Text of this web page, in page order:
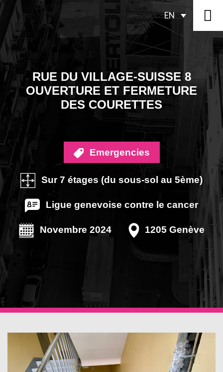
EN
RUE DU VILLAGE-SUISSE 8
OUVERTURE ET FERMETURE
DES COURETTES
Emergencies
Sur 7 étages (du sous-sol au 5ème)
Ligue genevoise contre le cancer
Novembre 2024 1205 Genève